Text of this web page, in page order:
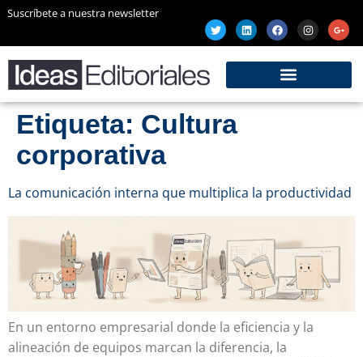
Suscríbete a nuestra newsletter
Etiqueta: Cultura
corporativa
La comunicación interna que multiplica la productividad
En un entorno empresarial donde la eficiencia y la
alineación de equipos marcan la diferencia, la